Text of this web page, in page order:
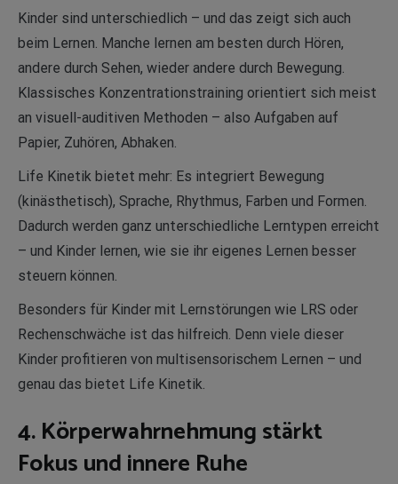
Kinder sind unterschiedlich – und das zeigt sich auch
beim Lernen. Manche lernen am besten durch Hören,
andere durch Sehen, wieder andere durch Bewegung.
Klassisches Konzentrationstraining orientiert sich meist
an visuell-auditiven Methoden – also Aufgaben auf
Papier, Zuhören, Abhaken.
Life Kinetik bietet mehr: Es integriert Bewegung
(kinästhetisch), Sprache, Rhythmus, Farben und Formen.
Dadurch werden ganz unterschiedliche Lerntypen erreicht
– und Kinder lernen, wie sie ihr eigenes Lernen besser
steuern können.
Besonders für Kinder mit Lernstörungen wie LRS oder
Rechenschwäche ist das hilfreich. Denn viele dieser
Kinder profitieren von multisensorischem Lernen – und
genau das bietet Life Kinetik.
4. Körperwahrnehmung stärkt
Fokus und innere Ruhe